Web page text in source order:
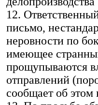
12.
письмо,
неровности по
имеющее
прощупываются
отправлений
сообщает об этом